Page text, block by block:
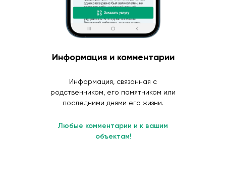
Информация и комментарии
Информация, связанная с
родственником, его памятником или
последними днями его жизни.
Любые комментарии и к вашим
объектам!